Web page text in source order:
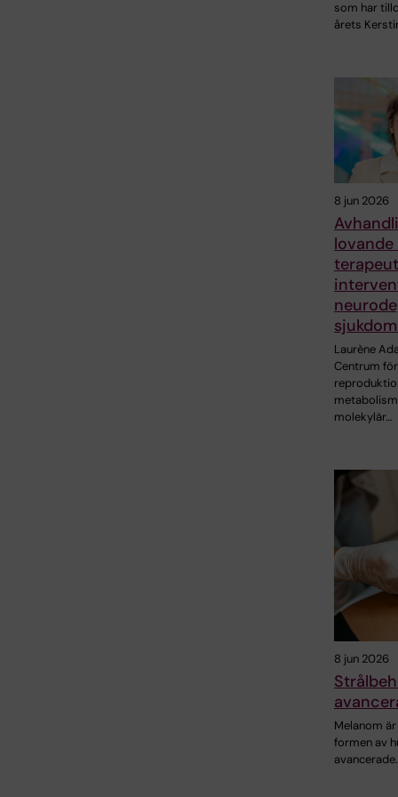
som har
årets
8 jun 2026
Laurène
Centrum för
molekylär…
8 jun 2026
Melanom
formen av